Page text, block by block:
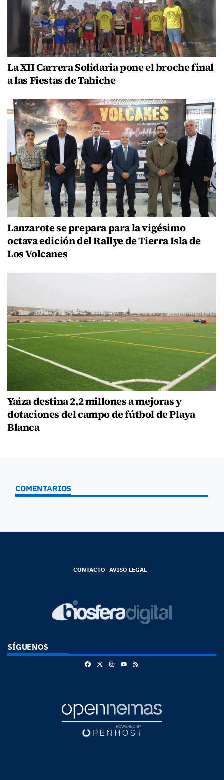
La XII Carrera Solidaria pone el broche final
a las Fiestas de Tahiche
Lanzarote se prepara para la vigésimo
octava edición del Rallye de Tierra Isla de
Los Volcanes
Yaiza destina 2,2 millones a mejoras y
dotaciones del campo de fútbol de Playa
Blanca
COMENTARIOS
CONTACTO AVISO LEGAL
SÍGUENOS
FacebookInstagram